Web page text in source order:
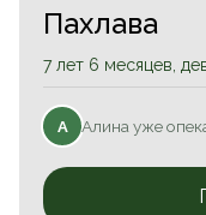
Пахлава
7 лет 6 месяцев,
А Алина уже